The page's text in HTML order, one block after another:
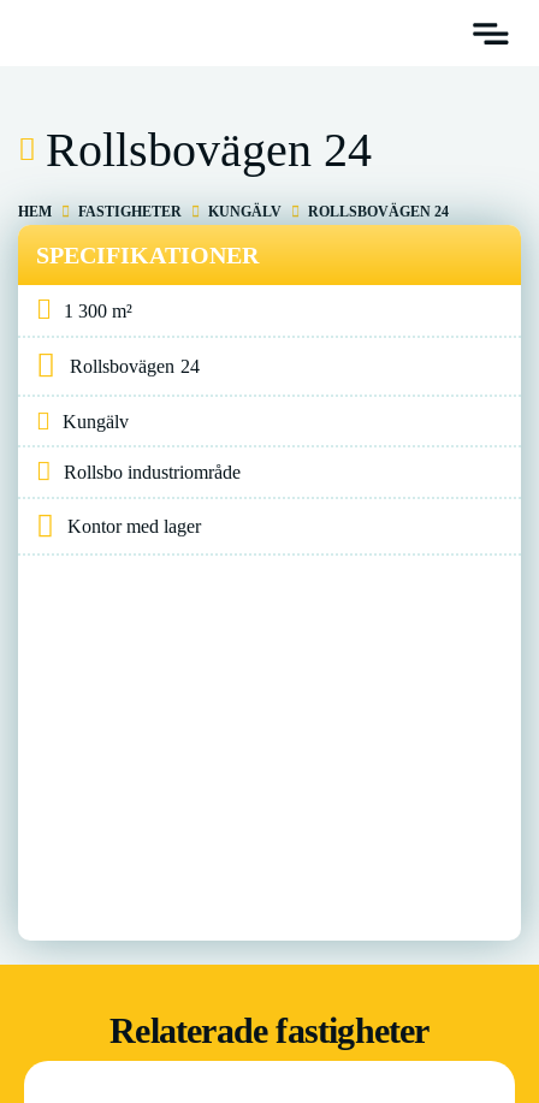
Rollsbovägen 24
HEM FASTIGHETER KUNGÄLV ROLLSBOVÄGEN 24
SPECIFIKATIONER
1 300 m²
Rollsbovägen 24
Kungälv
Rollsbo industriområde
Kontor med lager
Relaterade fastigheter